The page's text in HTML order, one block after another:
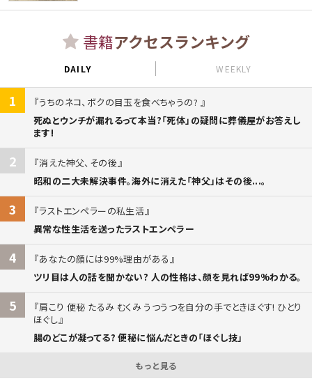
書籍アクセスランキング
DAILY WEEKLY
1
うちのネコ、ボクの目玉を食べちゃうの?
死ぬとウンチが漏れるって本当?「死体」の疑問に葬儀屋がお答えし
ます!
2
消えた神父、その後
昭和の二大未解決事件。海外に消えた「神父」はその後...。
3
ラストエンペラーの私生活
異常な性生活を送ったラストエンペラー
4
あなたの顔には99%理由がある
ツリ目は人の話を聞かない? 人の性格は、顔を見れば99%わかる。
5
肩こり 便秘 たるみ むくみ うつうつを自分の手でときほぐす! ひとり
ほぐし
腸のどこが凝ってる? 便秘に悩んだときの「ほぐし技」
もっと見る